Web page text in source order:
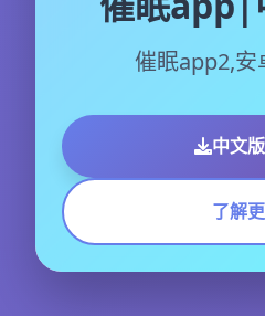
催眠app2,安
中文
了解